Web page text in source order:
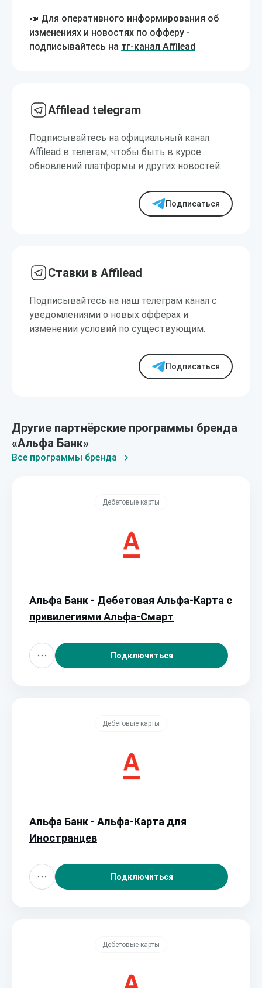
📣 Для оперативного информирования об
изменениях и новостях по офферу -
подписывайтесь на тг-канал Affilead
Affilead telegram
Подписывайтесь на официальный канал
Affilead в телегам, чтобы быть в курсе
обновлений платформы и других новостей.
Подписаться
Ставки в Affilead
Подписывайтесь на наш телеграм канал с
уведомлениями о новых офферах и
изменении условий по существующим.
Подписаться
Другие партнёрские программы бренда
«Альфа Банк»
Все программы бренда
Дебетовые карты
Альфа Банк - Дебетовая Альфа‑Карта с
привилегиями Альфа‑Смарт
Подключиться
Дебетовые карты
Альфа Банк - Альфа-Карта для
Иностранцев
Подключиться
Дебетовые карты